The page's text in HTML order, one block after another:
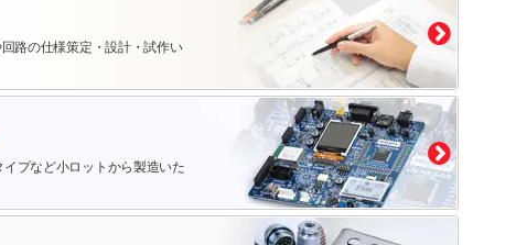
路の仕様策定・設計・試作い
プなど小ロットから製造いた